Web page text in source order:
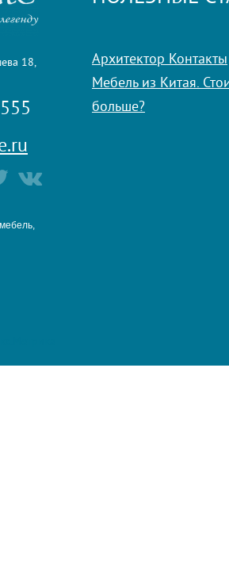
18,
Архитектор Контакты
Мебель из Китая.
больше?